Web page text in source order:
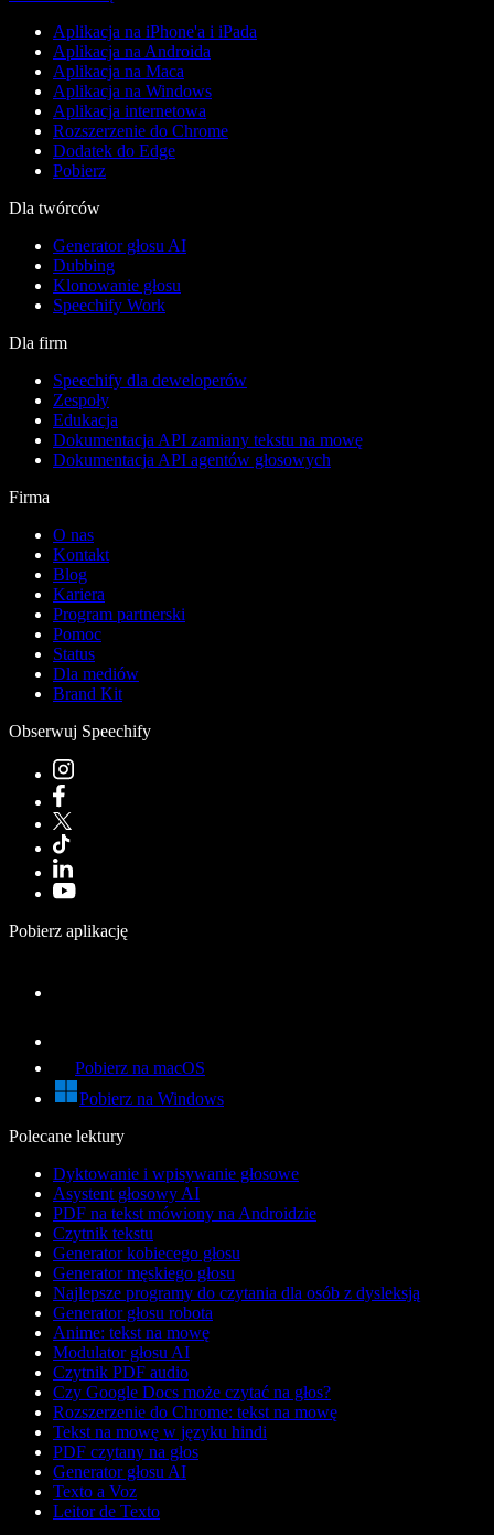
Aplikacja na iPhone'a i iPada
Aplikacja na Androida
Aplikacja na Maca
Aplikacja na Windows
Aplikacja internetowa
Rozszerzenie do Chrome
Dodatek do Edge
Pobierz
Dla twórców
Generator głosu AI
Dubbing
Klonowanie głosu
Speechify Work
Dla firm
Speechify dla deweloperów
Zespoły
Edukacja
Dokumentacja API zamiany tekstu na mowę
Dokumentacja API agentów głosowych
Firma
O nas
Kontakt
Blog
Kariera
Program partnerski
Pomoc
Status
Dla mediów
Brand Kit
Obserwuj Speechify
Pobierz aplikację
Pobierz na macOS
Pobierz na Windows
Polecane lektury
Dyktowanie i wpisywanie głosowe
Asystent głosowy AI
PDF na tekst mówiony na Androidzie
Czytnik tekstu
Generator kobiecego głosu
Generator męskiego głosu
Najlepsze programy do czytania dla osób z dysleksją
Generator głosu robota
Anime: tekst na mowę
Modulator głosu AI
Czytnik PDF audio
Czy Google Docs może czytać na głos?
Rozszerzenie do Chrome: tekst na mowę
Tekst na mowę w języku hindi
PDF czytany na głos
Generator głosu AI
Texto a Voz
Leitor de Texto